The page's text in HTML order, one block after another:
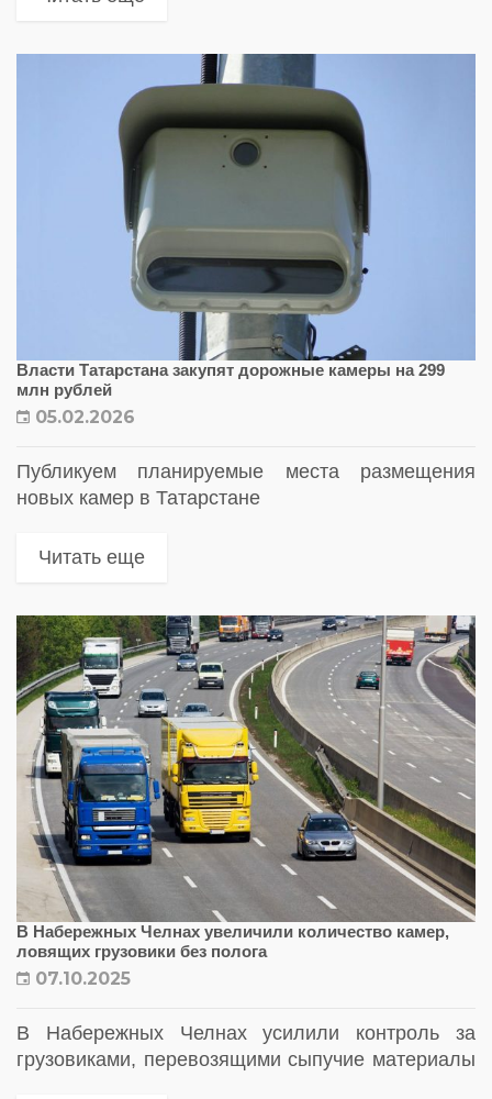
Власти Татарстана закупят дорожные камеры на 299
млн рублей
05.02.2026
Публикуем планируемые места размещения
новых камер в Татарстане
Читать еще
В Набережных Челнах увеличили количество камер,
ловящих грузовики без полога
07.10.2025
В Набережных Челнах усилили контроль за
грузовиками, перевозящими сыпучие материалы